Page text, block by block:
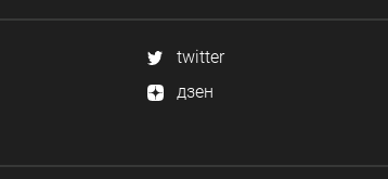
twitter
дзен